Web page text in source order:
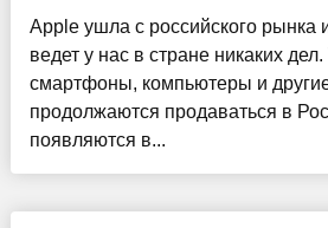
Apple ушла с российского рынка
ведет у нас в стране никаких
смартфоны, компьютеры и
продолжаются продаваться в
появляются в...